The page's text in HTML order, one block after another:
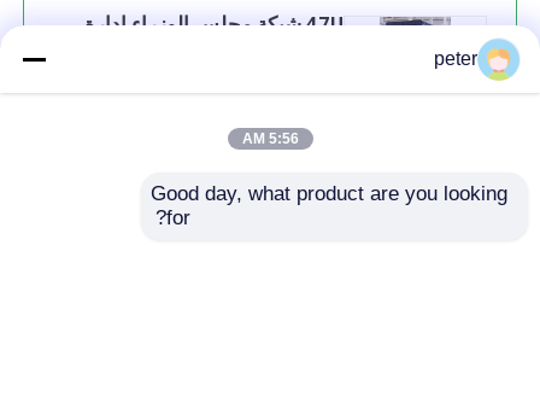
47U شبكة مجلس الوزراء إدارة
استمر
peter
5:56 AM
Good day, what product are you looking
for?